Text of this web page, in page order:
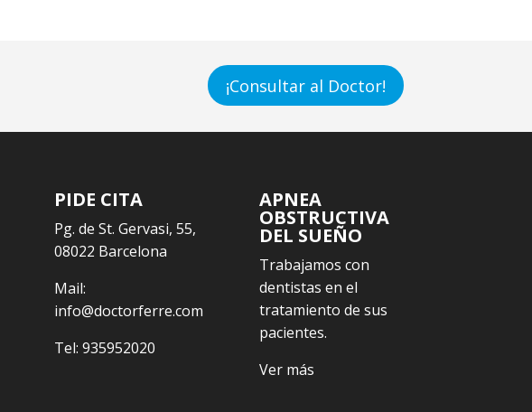
¡Consultar al Doctor!
PIDE CITA
Pg. de St. Gervasi, 55,
08022 Barcelona
Mail:
info@doctorferre.com
Tel: 935952020
APNEA
OBSTRUCTIVA
DEL SUEÑO
Trabajamos con
dentistas en el
tratamiento de sus
pacientes.
Ver más